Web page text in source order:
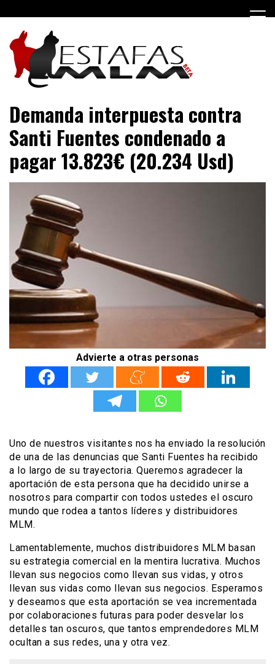
al
contenido
Estafas MLM
Demanda interpuesta contra
Santi Fuentes condenado a
pagar 13.823€ (20.234 Usd)
Advierte a otras personas
Uno de nuestros visitantes nos ha enviado la resolución
de una de las denuncias que Santi Fuentes ha recibido
a lo largo de su trayectoria. Queremos agradecer la
aportación de esta persona que ha decidido unirse a
nosotros para compartir con todos ustedes el oscuro
mundo que rodea a tantos líderes y distribuidores
MLM.
Lamentablemente, muchos distribuidores MLM basan
su estrategia comercial en la mentira lucrativa. Muchos
llevan sus negocios como llevan sus vidas, y otros
llevan sus vidas como llevan sus negocios. Esperamos
y deseamos que esta aportación se vea incrementada
por colaboraciones futuras para poder desvelar los
detalles tan oscuros, que tantos emprendedores MLM
ocultan a sus redes, una y otra vez.